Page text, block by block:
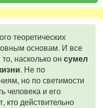
теоретических
основам. И все
насколько он сумел
. Не по
но по светимости
человека и его
кто действительно